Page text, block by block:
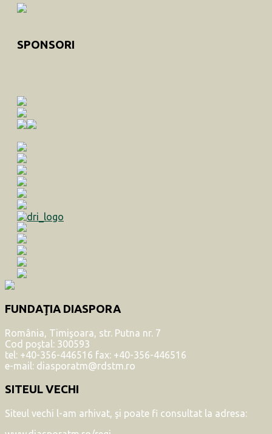
SPONSORI
FUNDAŢIA DIASPORA
România, Timişoara, str. Putna nr. 7
Cod poştal: 300593
tel: +40-356-446516 fax: +40-356-446516
e-mail: diasporatm@rdstm.ro
SITEUL VECHI
Siteul vechi l-am arhivat, şi poate fi consultat la adresa: